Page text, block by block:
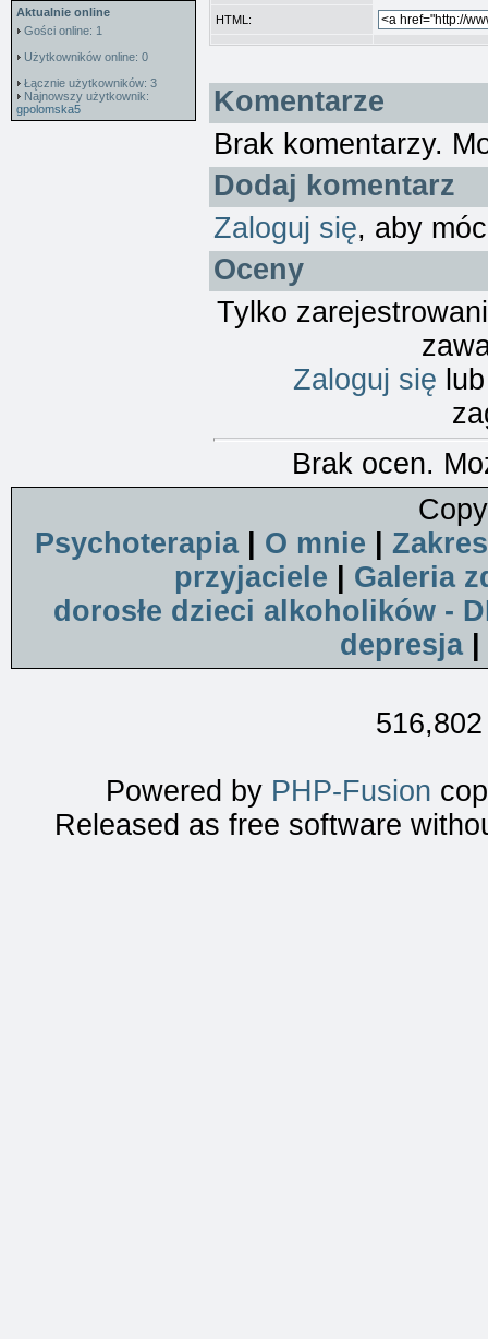
Aktualnie online
Gości online: 1
Użytkowników online: 0
Łącznie użytkowników: 3
Najnowszy użytkownik:
gpolomska5
HTML:
Komentarze
Brak komentarzy.
Dodaj komentarz
Zaloguj się, aby
Oceny
Tylko
Zaloguj się
Brak ocen.
Psychoterapia| O mnie
przyjaciele
Galeria
dorosłe dzieci alkoholików -
depresja|
Powered by PHP-Fusion
Released as free software